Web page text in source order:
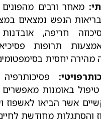
מאחר ורבים
הנפש נמצאים
חריפה,
תרופות
יחסית
באומנות מאפשרים
אשר הביאו לאשפוז
והסתגלות מחודשת